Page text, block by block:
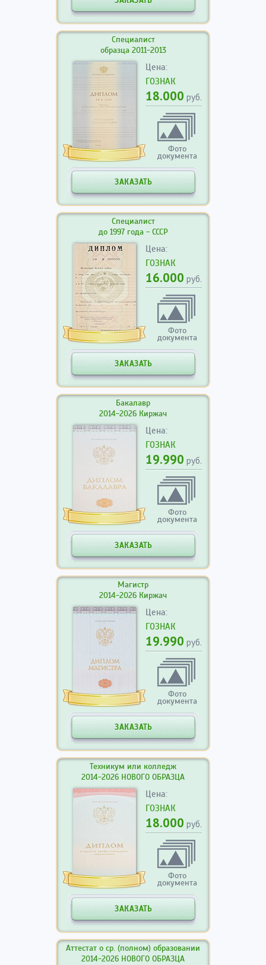
Специалист
образца 2011-2013
Цена:
ГОЗНАК
18.000 руб.
Фото
документа
ЗАКАЗАТЬ
Специалист
до 1997 года - СССР
Цена:
ГОЗНАК
16.000 руб.
Фото
документа
ЗАКАЗАТЬ
Бакалавр
2014-2026 Киржач
Цена:
ГОЗНАК
19.990 руб.
Фото
документа
ЗАКАЗАТЬ
Магистр
2014-2026 Киржач
Цена:
ГОЗНАК
19.990 руб.
Фото
документа
ЗАКАЗАТЬ
Техникум или колледж
2014-2026 НОВОГО ОБРАЗЦА
Цена:
ГОЗНАК
18.000 руб.
Фото
документа
ЗАКАЗАТЬ
Аттестат о ср. (полном) образовании
2014-2026 НОВОГО ОБРАЗЦА